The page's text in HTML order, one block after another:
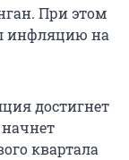
При этом
инфляцию на
достигнет
начнет
квартала